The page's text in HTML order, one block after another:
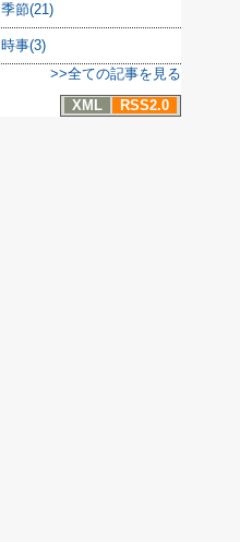
季節(21)
時事(3)
>>全ての記事を見る
XML
RSS2.0